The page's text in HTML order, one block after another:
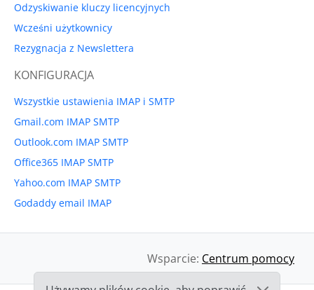
Odzyskiwanie kluczy licencyjnych
Wcześni użytkownicy
Rezygnacja z Newslettera
KONFIGURACJA
Wszystkie ustawienia IMAP i SMTP
Gmail.com IMAP SMTP
Outlook.com IMAP SMTP
Office365 IMAP SMTP
Yahoo.com IMAP SMTP
Godaddy email IMAP
Wsparcie: Centrum pomocy